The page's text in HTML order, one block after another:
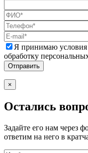
Я принимаю условия
обработку
×
Остались
Задайте его нам через
ответим на него в